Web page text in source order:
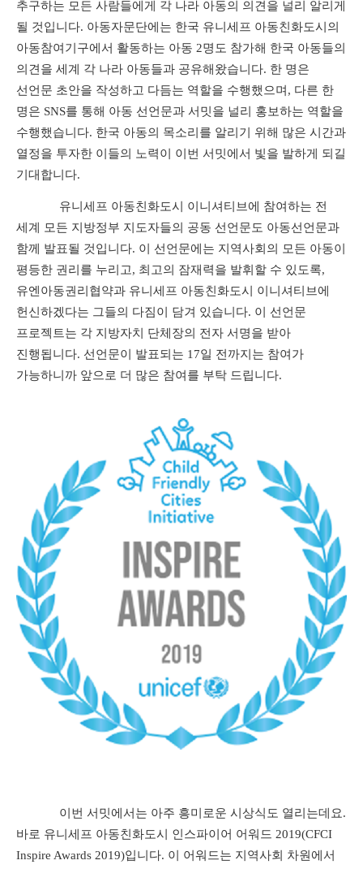
추구하는 모든 사람들에게 각 나라 아동의 의견을 널리 알리게
될 것입니다. 아동자문단에는 한국 유니세프 아동친화도시의
아동참여기구에서 활동하는 아동 2명도 참가해 한국 아동들의
의견을 세계 각 나라 아동들과 공유해왔습니다. 한 명은
선언문 초안을 작성하고 다듬는 역할을 수행했으며 , 다른 한
명은 SNS를 통해 아동 선언문과 서밋을 널리 홍보하는 역할을
수행했습니다. 한국 아동의 목소리를 알리기 위해 많은 시간과
열정을 투자한 이들의 노력이 이번 서밋에서 빛을 발하게 되길
기대합니다.
유니세프 아동친화도시 이니셔티브에 참여하는 전
세계 모든 지방정부 지도자들의 공동 선언문도 아동선언문과
함께 발표될 것입니다. 이 선언문에는 지역사회의 모든 아동이
평등한 권리를 누리고, 최고의 잠재력을 발휘할 수 있도록,
유엔아동권리협약과 유니세프 아동친화도시 이니셔티브에
헌신하겠다는 그들의 다짐이 담겨 있습니다. 이 선언문
프로젝트는 각 지방자치 단체장의 전자 서명을 받아
진행됩니다. 선언문이 발표되는 17일 전까지는 참여가
가능하니까 앞으로 더 많은 참여를 부탁 드립니다.
이번 서밋에서는 아주 흥미로운 시상식도 열리는데요.
바로 유니세프 아동친화도시 인스파이어 어워드 2019(CFCI
Inspire Awards 2019)입니다. 이 어워드는 지역사회 차원에서